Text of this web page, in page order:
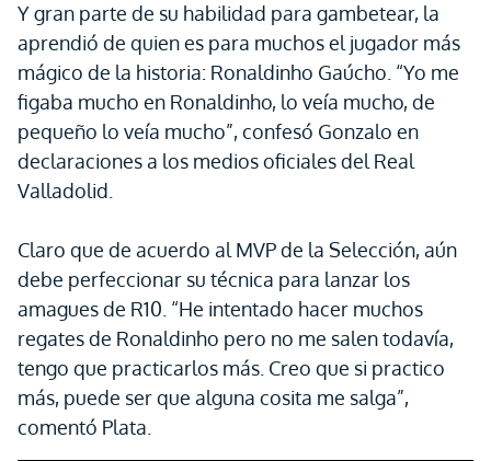
Y gran parte de su habilidad para gambetear, la
aprendió de quien es para muchos el jugador más
mágico de la historia: Ronaldinho Gaúcho. “Yo me
figaba mucho en Ronaldinho, lo veía mucho, de
pequeño lo veía mucho”, confesó Gonzalo en
declaraciones a los medios oficiales del Real
Valladolid.
Claro que de acuerdo al MVP de la Selección, aún
debe perfeccionar su técnica para lanzar los
amagues de R10. “He intentado hacer muchos
regates de Ronaldinho pero no me salen todavía,
tengo que practicarlos más. Creo que si practico
más, puede ser que alguna cosita me salga”,
comentó Plata.